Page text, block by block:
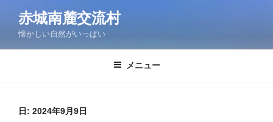
ン
赤城南麓交流村
懐かしい自然がいっぱい
メニュー
日: 2024年9月9日